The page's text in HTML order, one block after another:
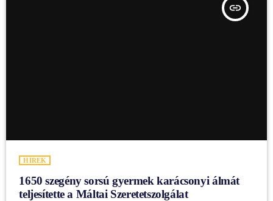
insert_link
HÍREK
1650 szegény sorsú gyermek karácsonyi álmát
teljesítette a Máltai Szeretetszolgálat